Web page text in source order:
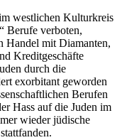
westlichen Kulturkreis
Berufe verboten,
Handel mit Diamanten,
Kreditgeschäfte
durch die
exorbitant geworden
Berufen
Hass auf die Juden im
wieder jüdische